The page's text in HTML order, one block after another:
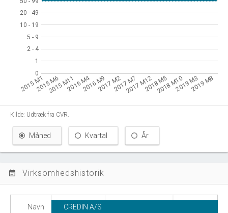
2015 M12015 M62015 M112016 M42016 M92017 M22017 M72017 M122018 M52018 M102019 M32019 M8
0
0
11
2 - 4
2 - 4
5 - 9
5 - 9
10 - 19
10 - 19
20 - 49
20 - 49
Kilde: Udtræk fra CVR.
Måned Kvartal År
event_note Virksomhedshistorik
Navn CREDIN A/S